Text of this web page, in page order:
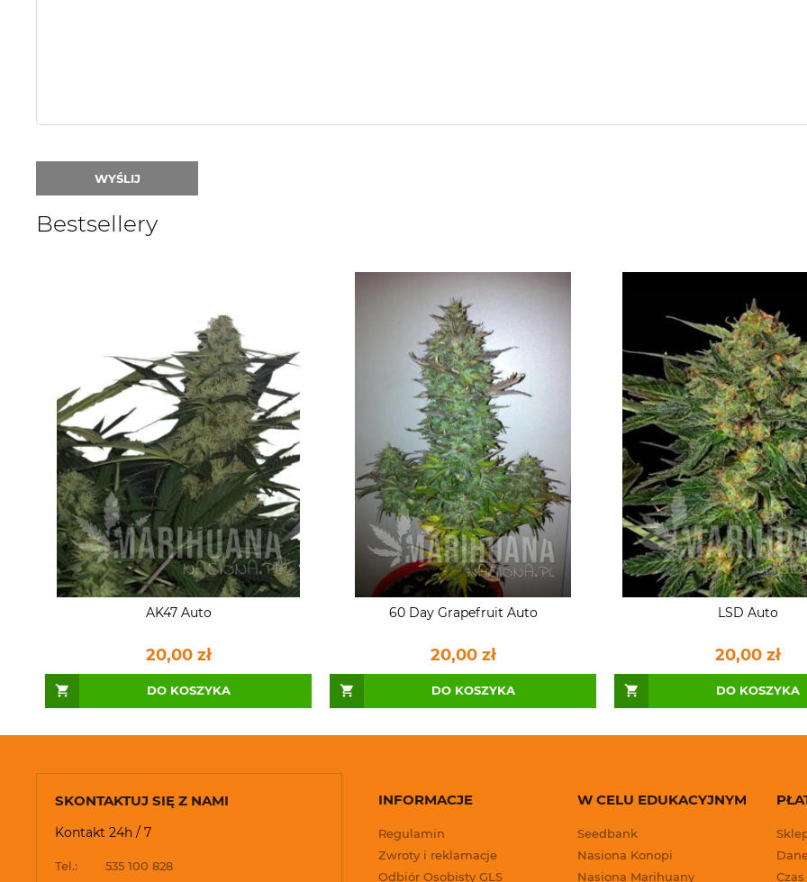
WYŚLIJ
Bestsellery
AK47 Auto
20,00 zł
DO KOSZYKA
60 Day Grapefruit Auto
20,00 zł
DO KOSZYKA
LSD Auto
20,00 zł
DO KOSZYKA
INFORMACJE
Regulamin
Zwroty i reklamacje
Odbiór Osobisty GLS
W CELU EDUKACYJNYM
Seedbank
Nasiona Konopi
Nasiona Marihuany
SKONTAKTUJ SIĘ Z NAMI
Kontakt 24h / 7
Tel.:
535 100 828